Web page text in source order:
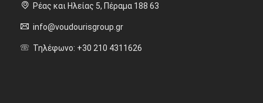
Ρέας και Ηλείας 5, Πέραμα 188 63
info@voudourisgroup.gr
Τηλέφωνο: +30 210 4311626